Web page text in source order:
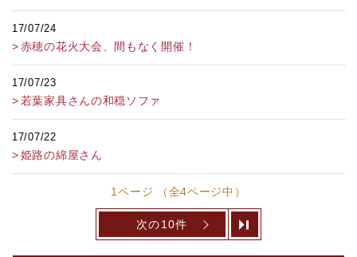
17/07/24
赤穂の花火大会、間もなく開催！
17/07/23
若葉家具さんの和穏ソファ
17/07/22
姫路の綿屋さん
1ページ （全4ページ中）
次の10件